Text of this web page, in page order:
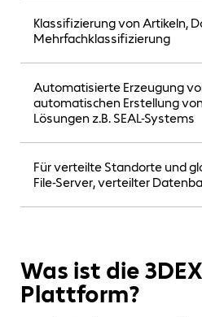
Klassifizierung von Artikeln,
Mehrfachklassifizierung
Automatisierte Erzeugung
automatischen Erstellung
Lösungen z.B. SEAL-Systems
Für verteilte Standorte und
File-Server, verteilter
Was ist die
Plattform?